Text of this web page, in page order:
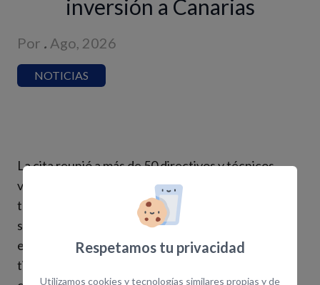
inversión a Canarias
Por . Ago, 2026
NOTICIAS
La cita reunió a más de 50 directivos y técnicos
vinculados a las Incubadoras de Alta Tecnología de
toda España que están marcando la diferencia en
sectores estratégicos como las ciencias de la vida,
el metal y las tecnologías de información. El evento
tiene como objetivo sentar las bases para la
Respetamos tu privacidad
Utilizamos cookies y tecnologías similares propias y de